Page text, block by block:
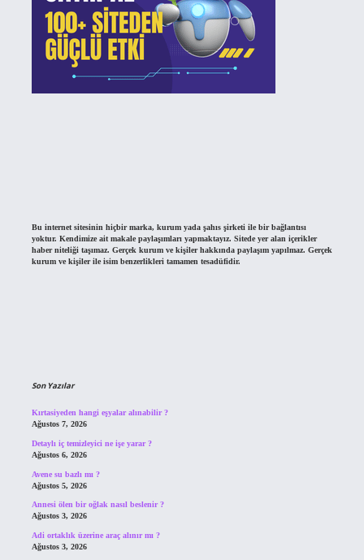
Bu internet sitesinin hiçbir marka, kurum yada şahıs şirketi ile bir bağlantısı
yoktur. Kendimize ait makale paylaşımları yapmaktayız. Sitede yer alan içerikler
haber niteliği taşımaz. Gerçek kurum ve kişiler hakkında paylaşım yapılmaz. Gerçek
kurum ve kişiler ile isim benzerlikleri tamamen tesadüfidir.
Son Yazılar
Kırtasiyeden hangi eşyalar alınabilir ?
Ağustos 7, 2026
Detaylı iç temizleyici ne işe yarar ?
Ağustos 6, 2026
Avene su bazlı mı ?
Ağustos 5, 2026
Annesi ölen bir oğlak nasıl beslenir ?
Ağustos 3, 2026
Adi ortaklık üzerine araç alınır mı ?
Ağustos 3, 2026